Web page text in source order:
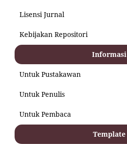
Lisensi Jurnal
Kebijakan Repositori
Informasi
Untuk Pustakawan
Untuk Penulis
Untuk Pembaca
Template